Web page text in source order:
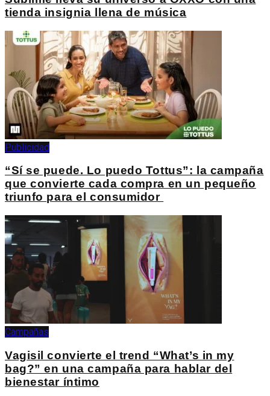
tienda insignia llena de música
Publicidad
“Sí se puede. Lo puedo Tottus”: la campaña
que convierte cada compra en un pequeño
triunfo para el consumidor
Campañas
Vagisil convierte el trend “What’s in my
bag?” en una campaña para hablar del
bienestar íntimo